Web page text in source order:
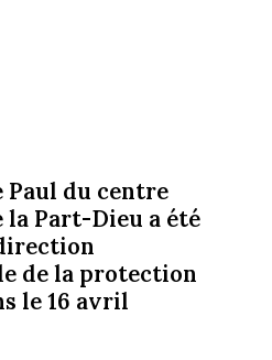
Paul du centre
Part-Dieu a été
de la protection
le 16 avril